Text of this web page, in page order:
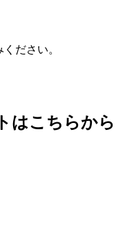
ださい。
はこちらから